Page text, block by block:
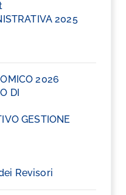
2025
2026
DI
GESTIONE
Revisori